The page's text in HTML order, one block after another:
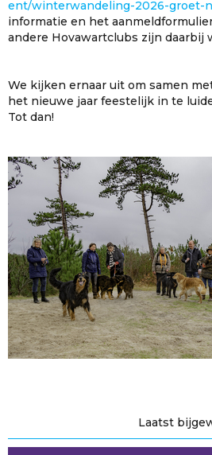
ent/winterwandeling-2026-groet-
informatie en het
andere Hovawartclubs zijn daarbij
We kijken ernaar uit om samen
het nieuwe jaar feestelijk in te
Tot dan!
Laatst